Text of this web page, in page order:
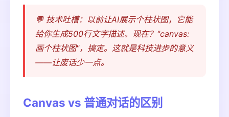
💬 技术吐槽：以前让AI展示个柱状图，它能
给你生成500行文字描述。现在？"canvas:
画个柱状图"，搞定。这就是科技进步的意义
——让废话少一点。
Canvas vs 普通对话的区别